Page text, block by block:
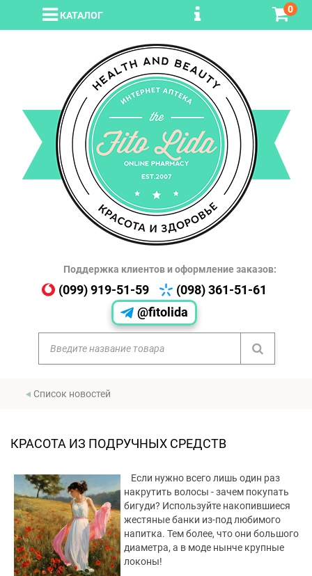
КАТАЛОГ
0
Поддержка клиентов и оформление заказов:
(099) 919-51-59
(098) 361-51-61
@fitolida
Список новостей
КРАСОТА ИЗ ПОДРУЧНЫХ СРЕДСТВ
Если нужно всего лишь один раз
накрутить волосы - зачем покупать
бигуди? Используйте накопившиеся
жестяные банки из-под любимого
напитка. Тем более, что они большого
диаметра, а в моде нынче крупные
локоны!